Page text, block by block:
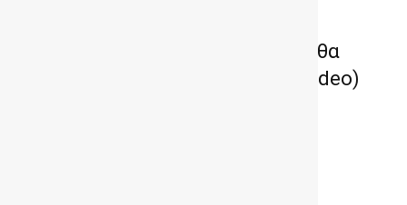
οδήγηση στην Ευρώπη – Πότε θα
ενεργοποιηθεί στην Ελλάδα (video)